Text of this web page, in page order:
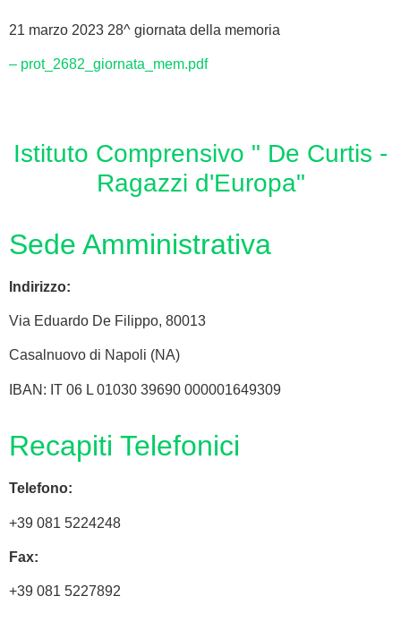
21 marzo 2023 28^ giornata della memoria
– prot_2682_giornata_mem.pdf
Istituto Comprensivo " De Curtis -
Ragazzi d'Europa"
Sede Amministrativa
Indirizzo:
Via Eduardo De Filippo, 80013
Casalnuovo di Napoli (NA)
IBAN: IT 06 L 01030 39690 000001649309
Recapiti Telefonici
Telefono:
+39 081 5224248
Fax:
+39 081 5227892